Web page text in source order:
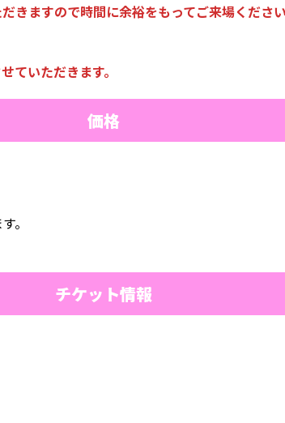
きますので時間に余裕をもってご来場くださ
ていただきます。
価格
。
チケット情報